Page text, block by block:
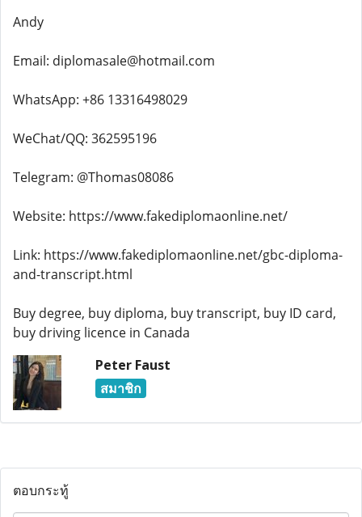
Andy
Email: diplomasale@hotmail.com
WhatsApp: +86 13316498029
WeChat/QQ: 362595196
Telegram: @Thomas08086
Website: https://www.fakediplomaonline.net/
Link: https://www.fakediplomaonline.net/gbc-diploma-
and-transcript.html
Buy degree, buy diploma, buy transcript, buy ID card,
buy driving licence in Canada
Peter Faust
สมาชิก
ตอบกระทู้